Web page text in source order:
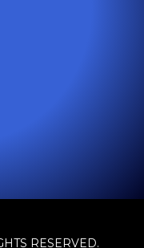
RESERVED.